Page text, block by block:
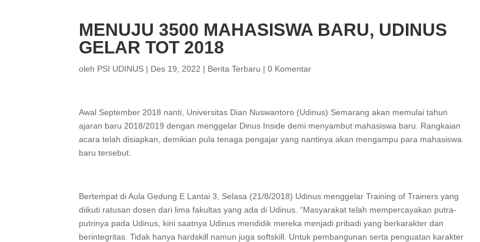
MENUJU 3500 MAHASISWA BARU, UDINUS
GELAR TOT 2018
oleh PSI UDINUS | Des 19, 2022 | Berita Terbaru |0 Komentar
Awal September 2018 nanti, Universitas Dian Nuswantoro (Udinus) Semarang akan memulai tahun
ajaran baru 2018/2019 dengan menggelar Dinus Inside demi menyambut mahasiswa baru. Rangkaian
acara telah disiapkan, demikian pula tenaga pengajar yang nantinya akan mengampu para mahasiswa
baru tersebut.
Bertempat di Aula Gedung E Lantai 3, Selasa (21/8/2018) Udinus menggelar Training of Trainers yang
diikuti ratusan dosen dari lima fakultas yang ada di Udinus. “Masyarakat telah mempercayakan putra-
putrinya pada Udinus, kini saatnya Udinus mendidik mereka menjadi pribadi yang berkarakter dan
berintegritas. Tidak hanya hardskill namun juga softskill. Untuk pembangunan serta penguatan karakter